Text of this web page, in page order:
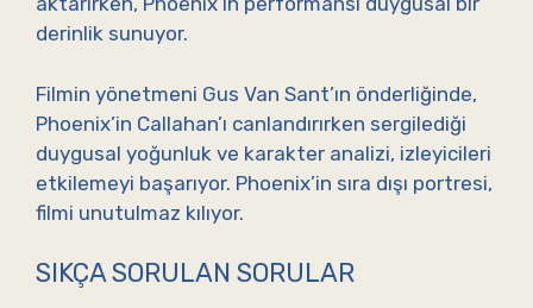
derinlik sunuyor.
Filmin yönetmeni Gus Van Sant’ın önderliğinde,
Phoenix’in Callahan’ı canlandırırken sergilediği
duygusal yoğunluk ve karakter analizi, izleyicileri
etkilemeyi başarıyor. Phoenix’in sıra dışı portresi,
filmi unutulmaz kılıyor.
SIKÇA SORULAN SORULAR